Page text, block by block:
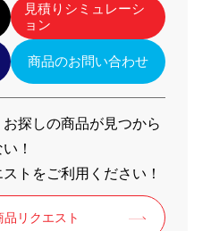
見積りシミュレーシ
ョン
商品のお問い合わせ
探しの商品が見つから
！
トをご利用ください！
品リクエスト